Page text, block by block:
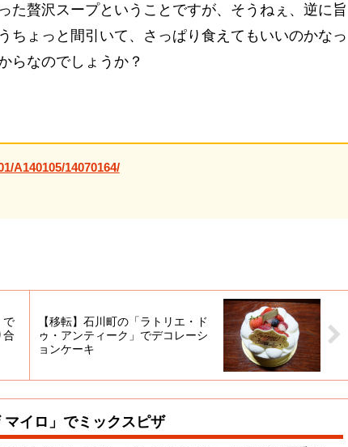
た贅沢スープということですが、そうねぇ、逆に旨
ちょっと間引いて、さっぱり食えてもいいのかなっ
らなのでしょうか？
A140105/14070164/
で
合
【移転】石川町の「ラトリエ・ド
ゥ・アンティーク」でデコレーシ
ョンケーキ
イロ」でミックスピザ